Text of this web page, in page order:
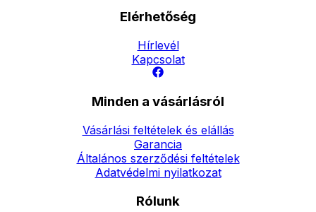
Elérhetőség
Hírlevél
Kapcsolat
Minden a vásárlásról
Vásárlási feltételek és elállás
Garancia
Általános szerződési feltételek
Adatvédelmi nyilatkozat
Rólunk